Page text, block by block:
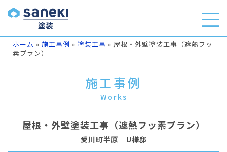
ホーム » 施工事例 » 塗装工事 » 屋根・外壁塗装工事（遮熱フッ
素プラン）
施工事例
Works
屋根・外壁塗装工事（遮熱フッ素プラン）
愛川町半原 U様邸